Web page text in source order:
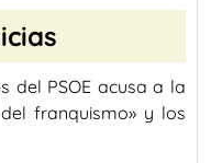
del PSOE acusa a la
franquismo» y los